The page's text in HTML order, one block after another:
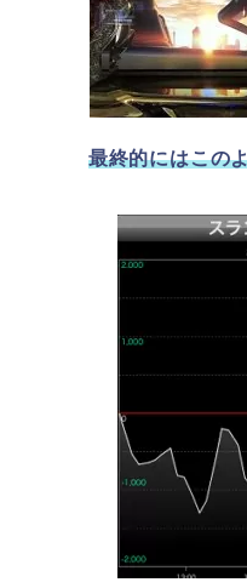
最終的にはこの